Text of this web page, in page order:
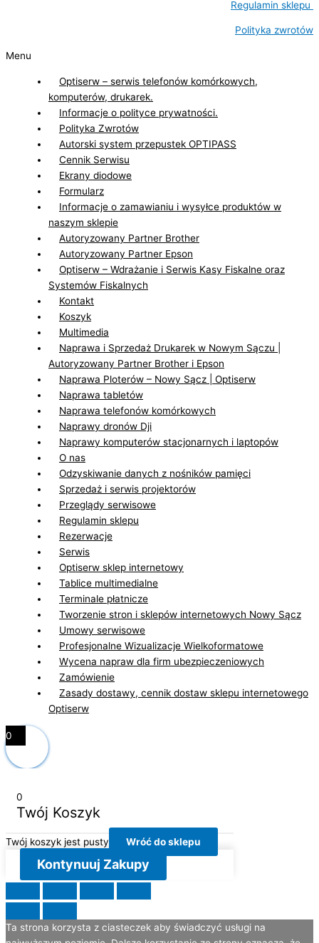
Regulamin sklepu
Polityka zwrotów
Menu
Optiserw – serwis telefonów komórkowych,
komputerów, drukarek.
Informacje o polityce prywatności.
Polityka Zwrotów
Autorski system przepustek OPTIPASS
Cennik Serwisu
Ekrany diodowe
Formularz
Informacje o zamawianiu i wysyłce produktów w
naszym sklepie
Autoryzowany Partner Brother
Autoryzowany Partner Epson
Optiserw – Wdrażanie i Serwis Kasy Fiskalne oraz
Systemów Fiskalnych
Kontakt
Koszyk
Multimedia
Naprawa i Sprzedaż Drukarek w Nowym Sączu |
Autoryzowany Partner Brother i Epson
Naprawa Ploterów – Nowy Sącz | Optiserw
Naprawa tabletów
Naprawa telefonów komórkowych
Naprawy dronów Dji
Naprawy komputerów stacjonarnych i laptopów
O nas
Odzyskiwanie danych z nośników pamięci
Sprzedaż i serwis projektorów
Przeglądy serwisowe
Regulamin sklepu
Rezerwacje
Serwis
Optiserw sklep internetowy
Tablice multimedialne
Terminale płatnicze
Tworzenie stron i sklepów internetowych Nowy Sącz
Umowy serwisowe
Profesjonalne Wizualizacje Wielkoformatowe
Wycena napraw dla firm ubezpieczeniowych
Zamówienie
Zasady dostawy, cennik dostaw sklepu internetowego
Optiserw
0
0
Twój Koszyk
Twój koszyk jest pusty Wróć do sklepu
Kontynuuj Zakupy
Ta strona korzysta z ciasteczek aby świadczyć usługi na